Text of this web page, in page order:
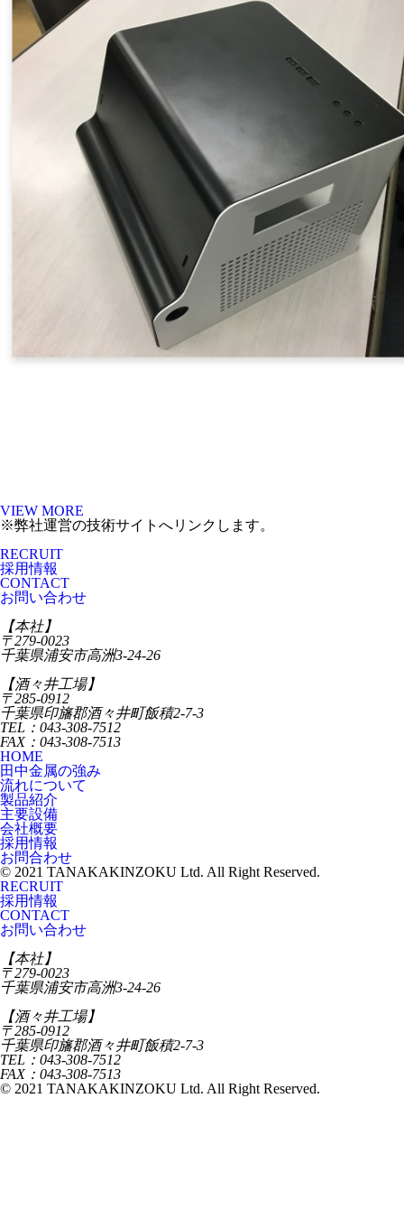
VIEW MORE
※弊社運営の技術サイトへリンクします。
RECRUIT
採用情報
CONTACT
お問い合わせ
【本社】
〒279-0023
千葉県浦安市高洲3-24-26
【酒々井工場】
〒285-0912
千葉県印旛郡酒々井町飯積2-7-3
TEL：043-308-7512
FAX：043-308-7513
HOME
田中金属の強み
流れについて
製品紹介
主要設備
会社概要
採用情報
お問合わせ
© 2021 TANAKAKINZOKU Ltd. All Right Reserved.
RECRUIT
採用情報
CONTACT
お問い合わせ
【本社】
〒279-0023
千葉県浦安市高洲3-24-26
【酒々井工場】
〒285-0912
千葉県印旛郡酒々井町飯積2-7-3
TEL：043-308-7512
FAX：043-308-7513
© 2021 TANAKAKINZOKU Ltd. All Right Reserved.